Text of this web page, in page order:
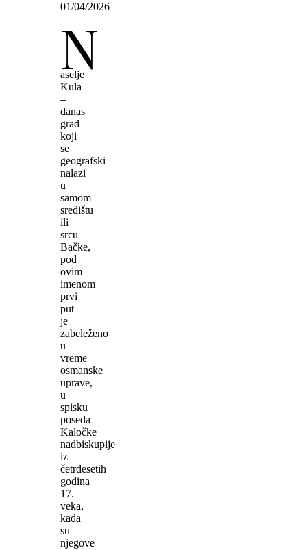
01/04/2026
N
aselje
Kula
–
danas
grad
koji
se
geografski
nalazi
u
samom
središtu
ili
srcu
Bačke,
pod
ovim
imenom
prvi
put
je
zabeleženo
u
vreme
osmanske
uprave,
u
spisku
poseda
Kaločke
nadbiskupije
iz
četrdesetih
godina
17.
veka,
kada
su
njegove